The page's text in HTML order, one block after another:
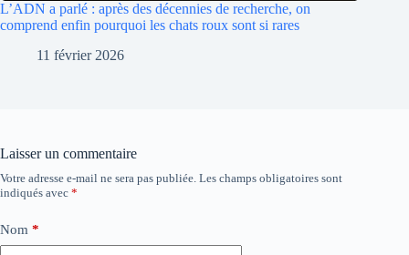
L’ADN a parlé : après des décennies de recherche, on
comprend enfin pourquoi les chats roux sont si rares
11 février 2026
Laisser un commentaire
Votre adresse e-mail ne sera pas publiée. Les champs obligatoires sont
indiqués avec *
Nom *